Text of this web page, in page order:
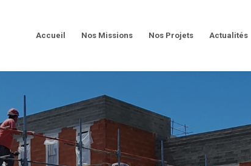
Accueil Nos Missions Nos Projets Actualités